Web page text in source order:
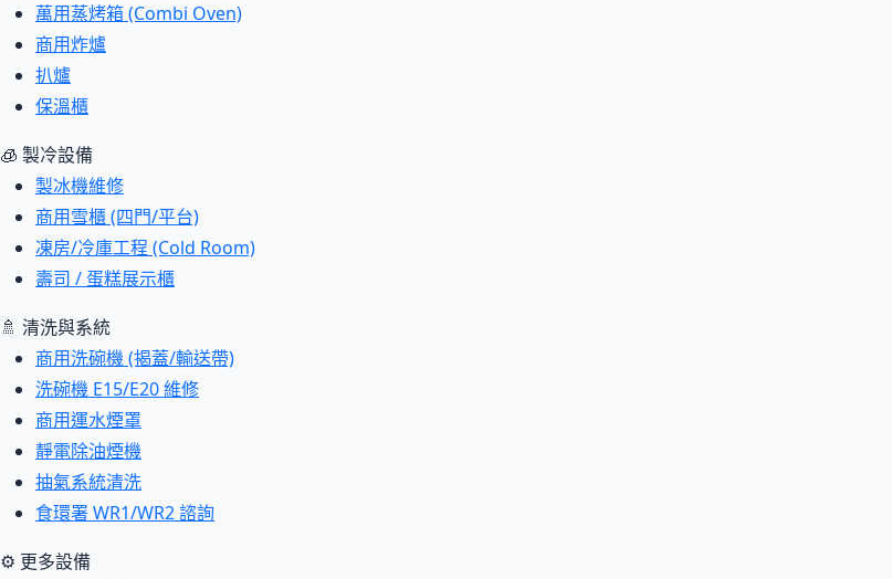
萬用蒸烤箱 (Combi Oven)
商用炸爐
扒爐
保溫櫃
🧊 製冷設備
製冰機維修
商用雪櫃 (四門/平台)
凍房/冷庫工程 (Cold Room)
壽司 / 蛋糕展示櫃
🚿 清洗與系統
商用洗碗機 (揭蓋/輸送帶)
洗碗機 E15/E20 維修
商用運水煙罩
靜電除油煙機
抽氣系統清洗
食環署 WR1/WR2 諮詢
⚙ 更多設備